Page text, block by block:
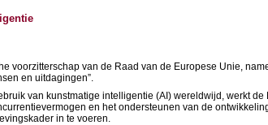
voorzitterschap van de Raad van de Europese Unie,
en uitdagingen”.
van kunstmatige intelligentie (AI) wereldwijd, werkt
en het ondersteunen van de
in te voeren.